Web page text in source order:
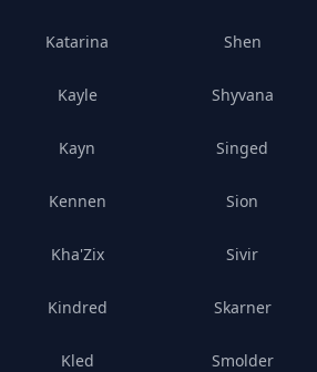
Katarina
Kayle
Kayn
Kennen
Kha'Zix
Kindred
Kled
Shen
Shyvana
Singed
Sion
Sivir
Skarner
Smolder